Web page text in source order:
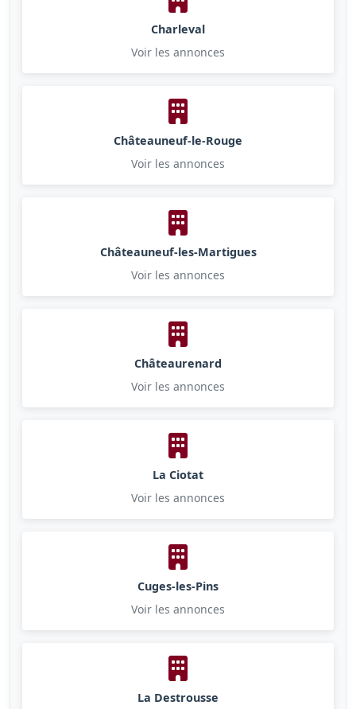
Charleval
Voir les annonces
Châteauneuf-le-Rouge
Voir les annonces
Châteauneuf-les-Martigues
Voir les annonces
Châteaurenard
Voir les annonces
La Ciotat
Voir les annonces
Cuges-les-Pins
Voir les annonces
La Destrousse